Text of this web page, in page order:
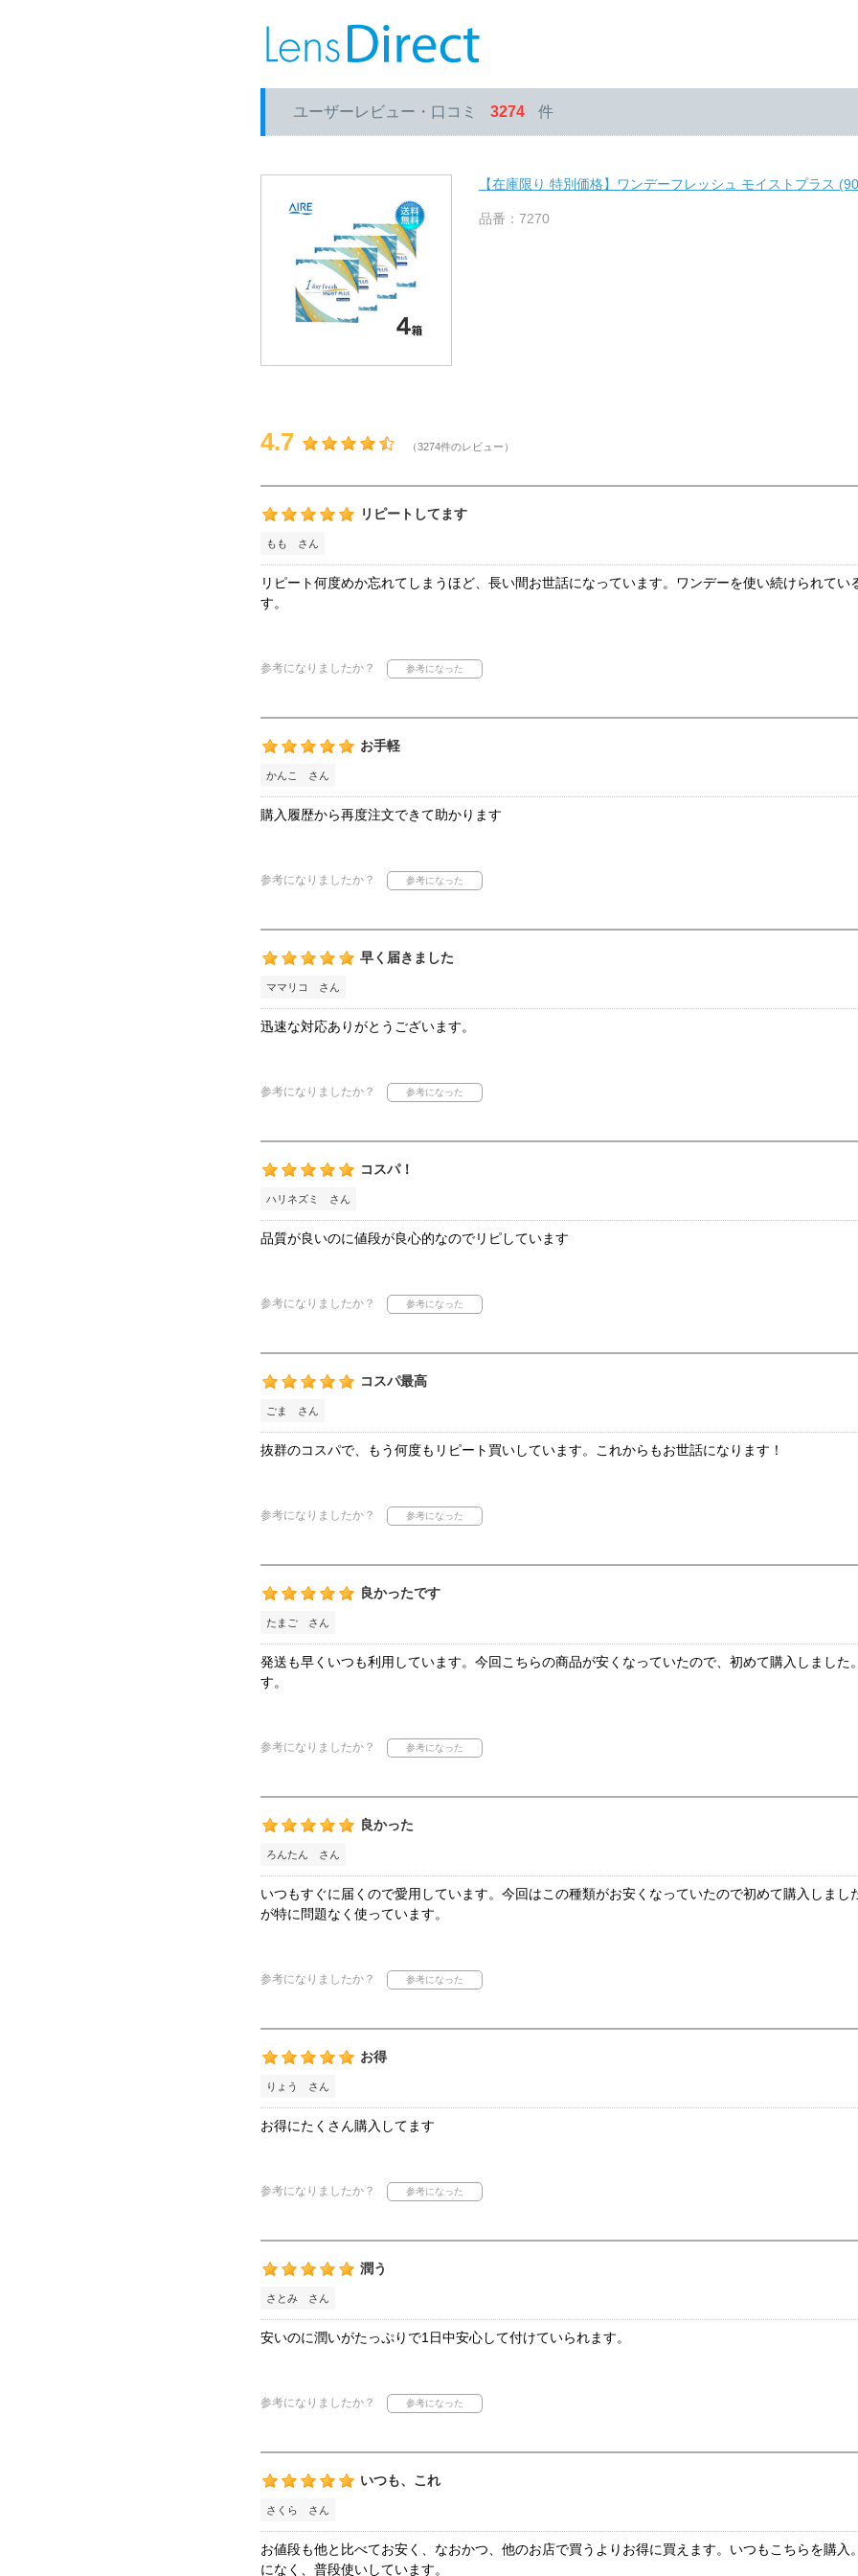
ユーザーレビュー・口コミ 3274 件
【在庫限り 特別価格】ワンデーフレッシュ モイストプラス
品番：7270
4.7 （3274件のレビュー）
リピートしてます
もも さん
リピート何度めか忘れてしまうほど、長い間お世話になっています。ワンデーを使い続けられてい
す。
参考になりましたか？
お手軽
かんこ さん
購入履歴から再度注文できて助かります
参考になりましたか？
早く届きました
ママリコ さん
迅速な対応ありがとうございます。
参考になりましたか？
コスパ！
ハリネズミ さん
品質が良いのに値段が良心的なのでリピしています
参考になりましたか？
コスパ最高
ごま さん
抜群のコスパで、もう何度もリピート買いしています。これからもお世話になります！
参考になりましたか？
良かったです
たまご さん
発送も早くいつも利用しています。今回こちらの商品が安くなっていたので、初めて購入しました
す。
参考になりましたか？
良かった
ろんたん さん
いつもすぐに届くので愛用しています。今回はこの種類がお安くなっていたので初めて購入しまし
が特に問題なく使っています。
参考になりましたか？
お得
りょう さん
お得にたくさん購入してます
参考になりましたか？
潤う
さとみ さん
安いのに潤いがたっぷりで1日中安心して付けていられます。
参考になりましたか？
いつも、これ
さくら さん
お値段も他と比べてお安く、なおかつ、他のお店で買うよりお得に買えます。いつもこちらを購入
になく、普段使いしています。